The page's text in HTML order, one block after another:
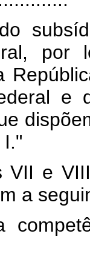
por
e
I."
VII e
a